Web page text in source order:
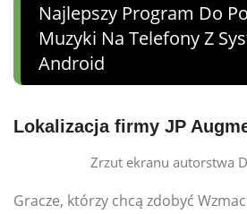
Najlepszy Program Do
Muzyki Na Telefony Z
Android
Lokalizacja firmy JP
Zrzut ekranu autorstwa
Gracze, którzy chcą zdobyć